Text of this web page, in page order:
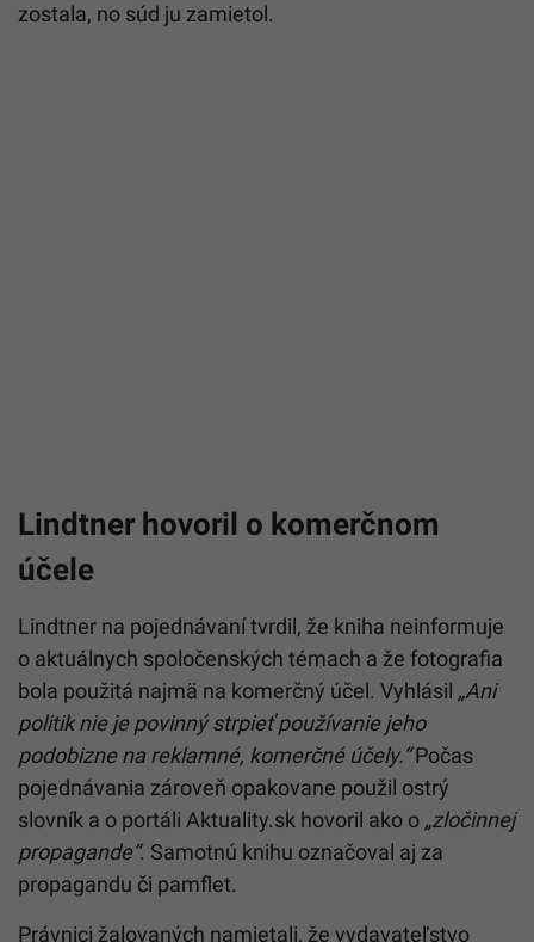
zostala, no súd ju zamietol.
Lindtner hovoril o komerčnom
účele
Lindtner na pojednávaní tvrdil, že kniha neinformuje
o aktuálnych spoločenských témach a že fotografia
bola použitá najmä na komerčný účel. Vyhlásil „Ani
politik nie je povinný strpieť používanie jeho
podobizne na reklamné, komerčné účely.“Počas
pojednávania zároveň opakovane použil ostrý
slovník a o portáli Aktuality.sk hovoril ako o „zločinnej
propagande“. Samotnú knihu označoval aj za
propagandu či pamflet.
Právnici žalovaných namietali, že vydavateľstvo